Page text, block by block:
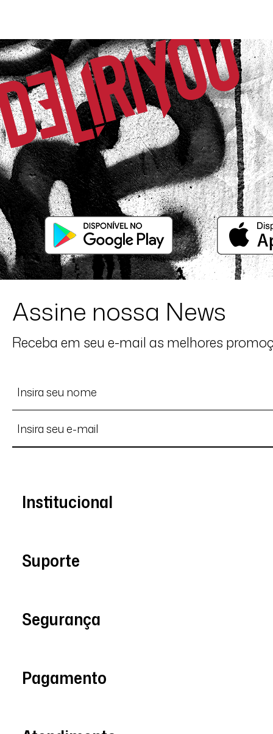
Assine nossa News
Receba em seu e-mail as melhores
Institucional
Suporte
Segurança
Pagamento